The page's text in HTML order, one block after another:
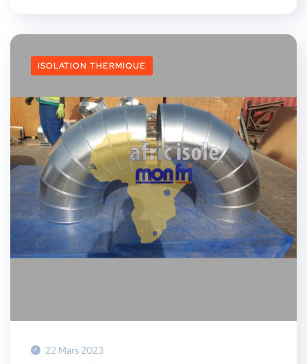
ISOLATION THERMIQUE
22 Mars 2023